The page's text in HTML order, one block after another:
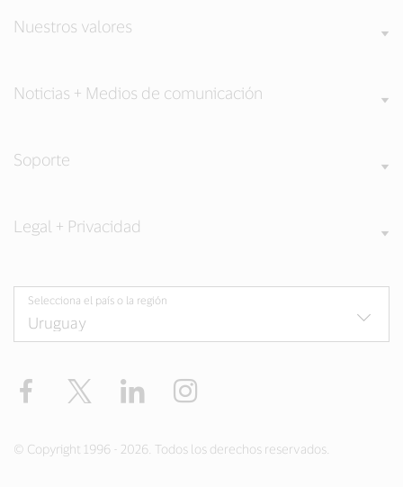
Nuestros valores
Noticias + Medios de comunicación
Soporte
Legal + Privacidad
Selecciona el país o la región
Facebook Twitter LinkedIn
© Copyright 1996 - 2026. Todos los derechos reservados.